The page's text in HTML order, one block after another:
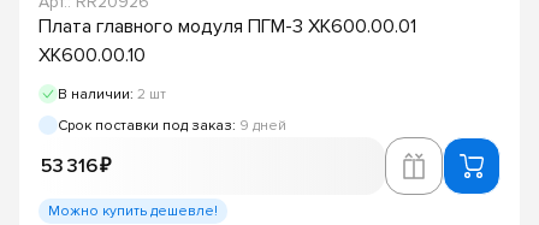
Плата главного модуля ПГМ-3 ХК600.00.01
ХК600.00.10
В наличии: 2 шт
Срок поставки под заказ: 9 дней
53 316 ₽
Можно купить дешевле!